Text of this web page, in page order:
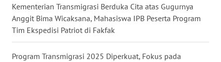
Kementerian Transmigrasi Berduka Cita atas Gugurnya
Anggit Bima Wicaksana, Mahasiswa IPB Peserta Program
Tim Ekspedisi Patriot di Fakfak
Program Transmigrasi 2025 Diperkuat, Fokus pada
JOGJA
WN
JATIM